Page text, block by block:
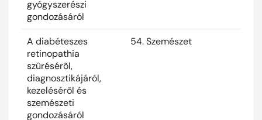
gyógyszerészi
gondozásáról
A diabéteszes
retinopathia
szûrésérõl,
diagnosztikájáról,
kezelésérõl és
szemészeti
gondozásáról
54. Szemészet